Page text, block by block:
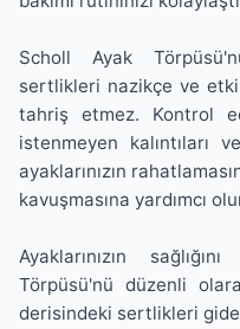
Scholl Ayak
sertlikleri nazikçe ve
tahriş etmez. Kontrol
istenmeyen kalıntıları
ayaklarınızın
kavuşmasına yardımcı
Ayaklarınızın
Törpüsü'nü düzenli
derisindeki sertlikleri